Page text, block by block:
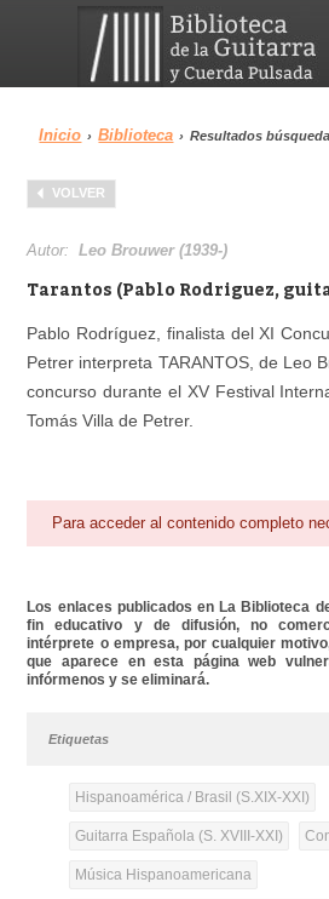
Menu
Biblioteca
Área personal
Inicio › Biblioteca › Resultados búsqueda
VOLVER
Autor:Leo Brouwer (1939-)
Tarantos (Pablo Rodriguez,
Pablo Rodríguez, finalista del XI
Petrer interpreta TARANTOS, de Leo
concurso durante el XV Festival
Tomás Villa de Petrer.
Para acceder al contenido completo
Los enlaces publicados en La Biblioteca
fin educativo y de difusión, no
intérprete o empresa, por cualquier
que aparece en esta página web
infórmenos y se eliminará.
Etiquetas
Hispanoamérica / Brasil (S.XIX-XXI)
Guitarra Española (S. XVIII-XXI)
Música Hispanoamericana